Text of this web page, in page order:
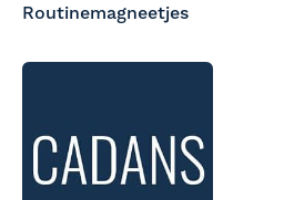
Routinemagneetjes